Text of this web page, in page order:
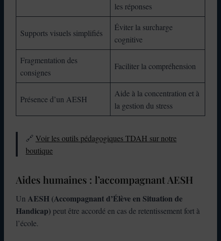
les réponses
Supports visuels simplifiés
Éviter la surcharge
cognitive
Fragmentation des
consignes
Faciliter la compréhension
Présence d’un AESH
Aide à la concentration et à
la gestion du stress
🔗 Voir les outils pédagogiques TDAH sur notre
boutique
Aides humaines : l’accompagnant AESH
Un AESH (Accompagnant d’Élève en Situation de
Handicap) peut être accordé en cas de retentissement fort à
l’école.